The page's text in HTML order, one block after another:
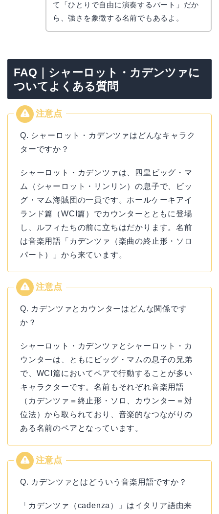
て「ひとりで自由に演奏するパート」だか
ら、強さを象徴する名前でもあるよ。
FAQ｜シャーロット・カデンツァに
ついてよくある質問
Q. シャーロット・カデンツァはどんなキャラク
ターですか？
シャーロット・カデンツァは、四皇ビッグ・マ
ム（シャーロット・リンリン）の息子で、ビッ
グ・マム海賊団の一員です。ホールケーキアイ
ランド篇（WCI篇）でカウンターとともに登場
し、ルフィたちの前に立ちはだかります。名前
は音楽用語「カデンツァ（楽曲の終止形・ソロ
パート）」から来ています。
Q. カデンツァとカウンターはどんな関係です
か？
シャーロット・カデンツァとシャーロット・カ
ウンターは、ともにビッグ・マムの息子の兄弟
で、WCI篇においてペアで行動することが多い
キャラクターです。名前もそれぞれ音楽用語
（カデンツァ＝終止形・ソロ、カウンター＝対
位法）から取られており、音楽的なつながりの
ある名前のペアとなっています。
Q. カデンツァとはどういう音楽用語ですか？
「カデンツァ（cadenza）」はイタリア語由来